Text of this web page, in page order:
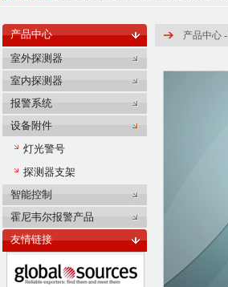
TOP-ARM将参展ISC WEST 2013
TP428 CCC证书
EL208/EL218/EL380 CCC证书
2016-2017年度环球资源Globalsou...
产品中心
室外探测器
室内探测器
报警系统
设备附件
灯光警号
探测器支架
智能控制
霍尼韦尔报警产品
友情链接
产品中心 -